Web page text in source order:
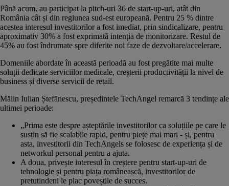
Până acum, au participat la pitch-uri 36 de start-up-uri, atât din
România cât și din regiunea sud-est europeană. Pentru 25 % dintre
acestea interesul investitorilor a fost imediat, prin sindicalizare, pentru
aproximativ 30% a fost exprimată intenția de monitorizare. Restul de
45% au fost îndrumate spre diferite noi faze de dezvoltare/accelerare.
Domeniile abordate în această perioadă au fost pregătite mai multe
soluții dedicate serviciilor medicale, creșterii productivității la nivel de
business și diverse servicii de retail.
Mălin Iulian Ștefănescu, președintele TechAngel remarcă 3 tendințe ale
ultimei perioade:
„Prima este despre așteptările investitorilor ca soluțiile pe care le
susțin să fie scalabile rapid, pentru piețe mai mari - și, pentru
asta, investitorii din TechAngels se folosesc de experiența și de
networkul personal pentru a ajuta.
A doua, privește interesul în creștere pentru start-up-uri de
tehnologie și pentru piața românească, investitorilor de
pretutindeni le plac poveștile de succes.